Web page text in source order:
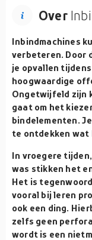
Over
Inbindmachines
verbeteren. Door
je opvallen
hoogwaardige
Ongetwijfeld zijn
gaat om het
bindelementen.
te ontdekken wat
In vroegere
was stikken het
Het is
vooral bij leren
ook een ding.
zelfs geen
wordt is een